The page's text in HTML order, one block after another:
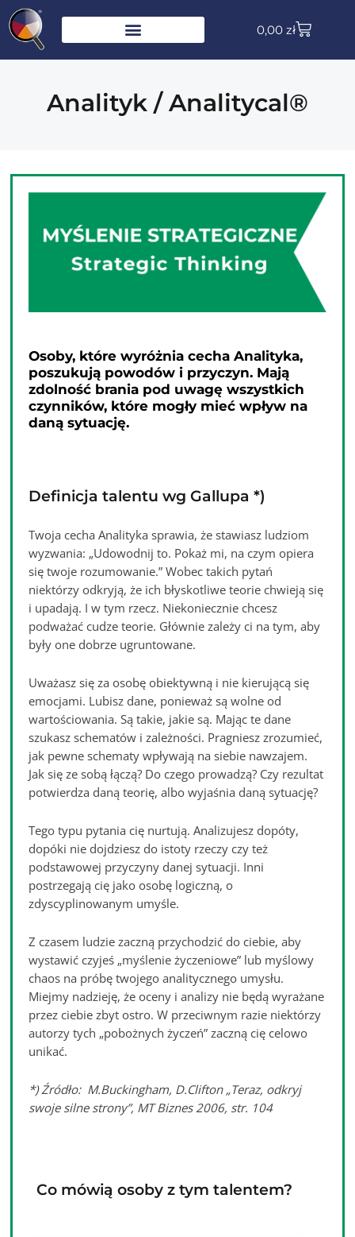
0,00 zł
Analityk / Analitycal®
Osoby, które wyróżnia cecha Analityka,
poszukują powodów i przyczyn. Mają
zdolność brania pod uwagę wszystkich
czynników, które mogły mieć wpływ na
daną sytuację.
Definicja talentu wg Gallupa *)
Twoja cecha Analityka sprawia, że stawiasz ludziom
wyzwania: „Udowodnij to. Pokaż mi, na czym opiera
się twoje rozumowanie.” Wobec takich pytań
niektórzy odkryją, że ich błyskotliwe teorie chwieją się
i upadają. I w tym rzecz. Niekoniecznie chcesz
podważać cudze teorie. Głównie zależy ci na tym, aby
były one dobrze ugruntowane.
Uważasz się za osobę obiektywną i nie kierującą się
emocjami. Lubisz dane, ponieważ są wolne od
wartościowania. Są takie, jakie są. Mając te dane
szukasz schematów i zależności. Pragniesz zrozumieć,
jak pewne schematy wpływają na siebie nawzajem.
Jak się ze sobą łączą? Do czego prowadzą? Czy rezultat
potwierdza daną teorię, albo wyjaśnia daną sytuację?
Tego typu pytania cię nurtują. Analizujesz dopóty,
dopóki nie dojdziesz do istoty rzeczy czy też
podstawowej przyczyny danej sytuacji. Inni
postrzegają cię jako osobę logiczną, o
zdyscyplinowanym umyśle.
Z czasem ludzie zaczną przychodzić do ciebie, aby
wystawić czyjeś „myślenie życzeniowe” lub myślowy
chaos na próbę twojego analitycznego umysłu.
Miejmy nadzieję, że oceny i analizy nie będą wyrażane
przez ciebie zbyt ostro. W przeciwnym razie niektórzy
autorzy tych „pobożnych życzeń” zaczną cię celowo
unikać.
*) Źródło: M.Buckingham, D.Clifton „Teraz, odkryj
swoje silne strony”, MT Biznes 2006, str. 104
Co mówią osoby z tym talentem?